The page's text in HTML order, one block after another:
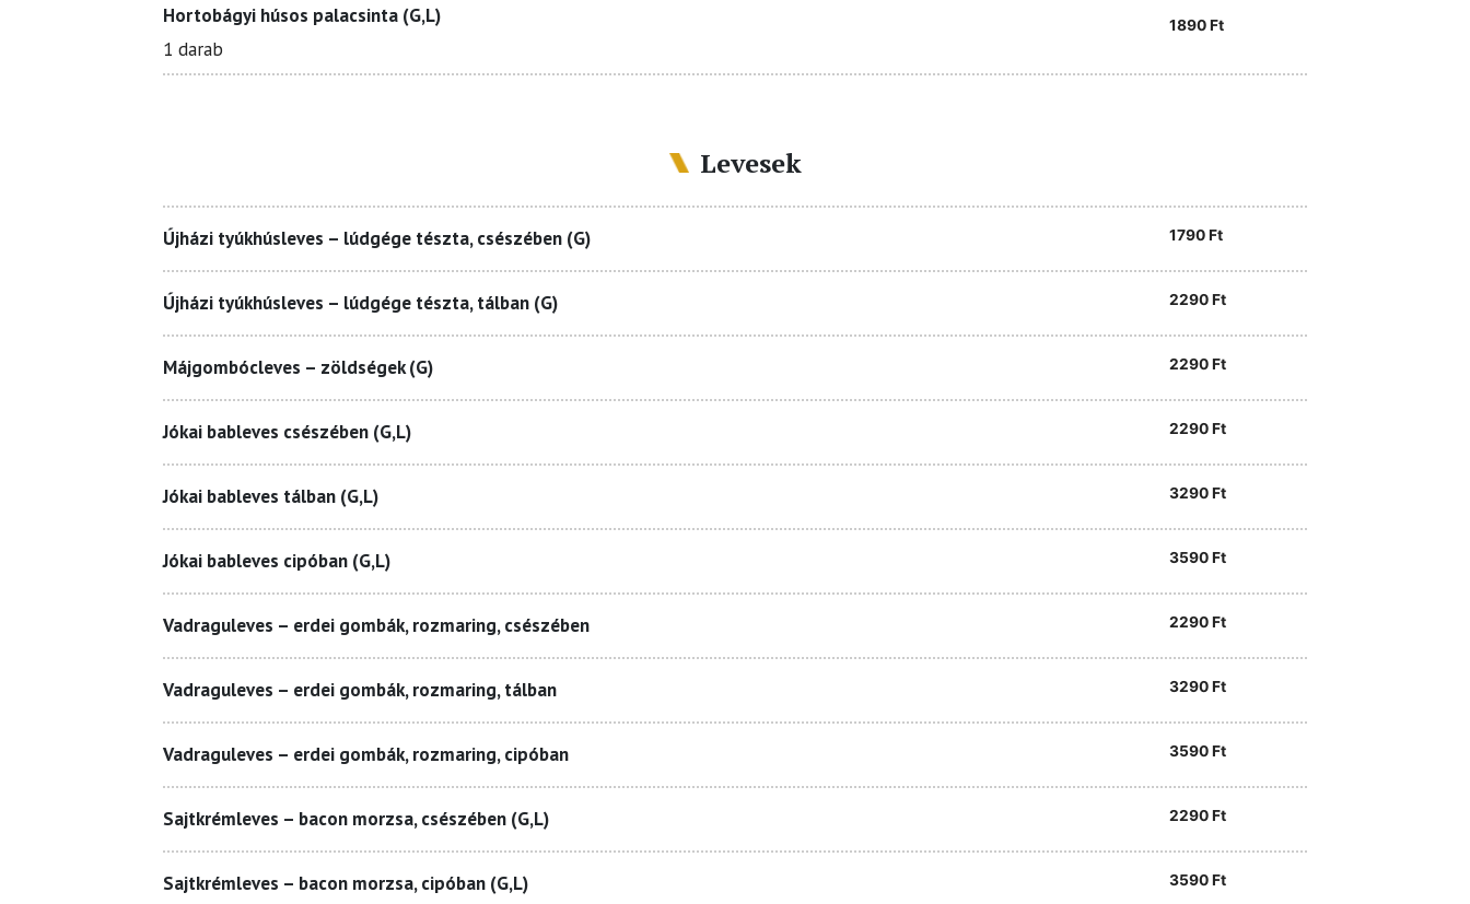
Hortobágyi húsos palacsinta (G,L)
1 darab
1890Ft
Levesek
Újházi tyúkhúsleves – lúdgége tészta, csészében (G) 1790Ft
Újházi tyúkhúsleves – lúdgége tészta, tálban (G) 2290Ft
Májgombócleves – zöldségek (G) 2290Ft
Jókai bableves csészében (G,L) 2290Ft
Jókai bableves tálban (G,L) 3290Ft
Jókai bableves cipóban (G,L) 3590Ft
Vadraguleves – erdei gombák, rozmaring, csészében 2290Ft
Vadraguleves – erdei gombák, rozmaring, tálban 3290Ft
Vadraguleves – erdei gombák, rozmaring, cipóban 3590Ft
Sajtkrémleves – bacon morzsa, csészében (G,L) 2290Ft
Sajtkrémleves – bacon morzsa, cipóban (G,L) 3590Ft